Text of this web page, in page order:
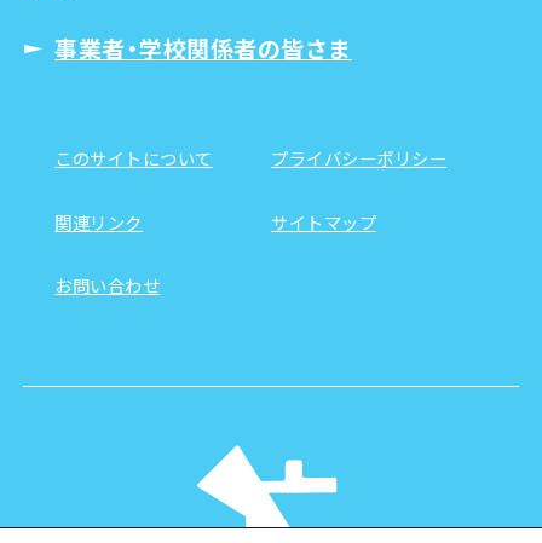
事業者・学校関係者の皆さま
このサイトについて プライバシーポリシー
関連リンク サイトマップ
お問い合わせ